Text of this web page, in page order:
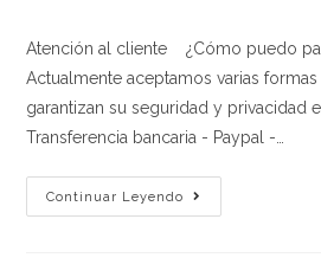
Atención al cliente ¿Cómo puedo
Actualmente aceptamos varias
garantizan su seguridad y privacidad
Transferencia bancaria - Paypal -…
Continuar Leyendo
Atención
Al